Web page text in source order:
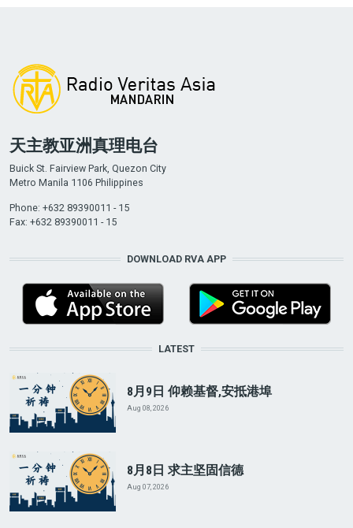
天主教亚洲真理电台
Buick St. Fairview Park, Quezon City
Metro Manila 1106 Philippines
Phone: +632 89390011 - 15
Fax: +632 89390011 - 15
DOWNLOAD RVA APP
LATEST
8月9日 仰赖基督,安抵港埠
Aug 08, 2026
8月8日 求主坚固信德
Aug 07, 2026